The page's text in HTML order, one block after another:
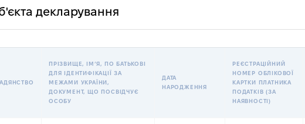
декларування
ПРІЗВИЩЕ, ІМʼЯ, ПО БАТЬКОВІ
ДЛЯ ІДЕНТИФІКАЦІЇ ЗА
МЕЖАМИ УКРАЇНИ,
ДОКУМЕНТ, ЩО ПОСВІДЧУЄ
ОСОБУ
ДАТА
НАРОДЖЕННЯ
РЕЄСТРАЦІЙНИЙ
НОМЕР ОБЛІКОВОЇ
КАРТКИ ПЛАТНИКА
ПОДАТКІВ (ЗА
НАЯВНОСТІ)